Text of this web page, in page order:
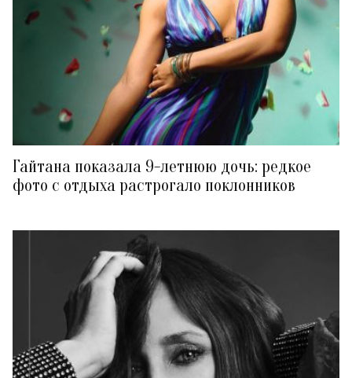
Гайтана показала 9-летнюю дочь: редкое
фото с отдыха растрогало поклонников